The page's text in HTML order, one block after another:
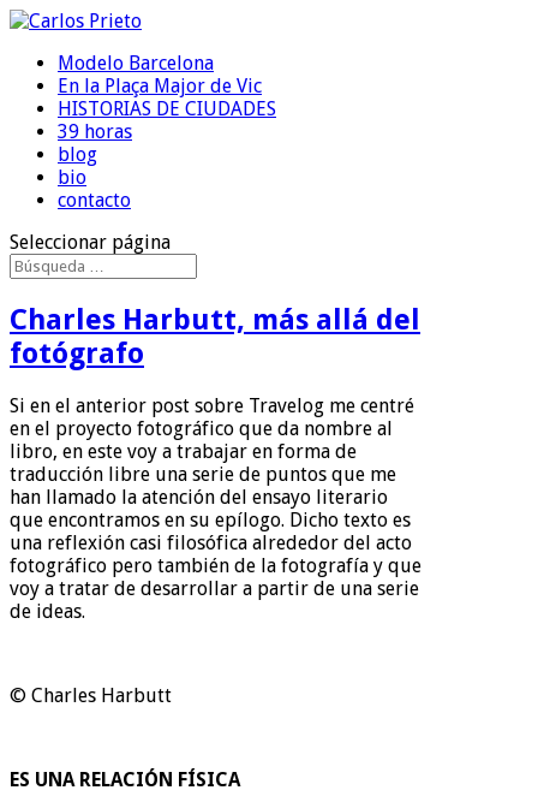
Modelo Barcelona
En la Plaça Major de Vic
HISTORIAS DE CIUDADES
39 horas
blog
bio
contacto
Seleccionar página
Charles Harbutt, más allá del
fotógrafo
Si en el anterior post sobre Travelog me centré
en el proyecto fotográfico que da nombre al
libro, en este voy a trabajar en forma de
traducción libre una serie de puntos que me
han llamado la atención del ensayo literario
que encontramos en su epílogo. Dicho texto es
una reflexión casi filosófica alrededor del acto
fotográfico pero también de la fotografía y que
voy a tratar de desarrollar a partir de una serie
de ideas.
© Charles Harbutt
ES UNA RELACIÓN FÍSICA